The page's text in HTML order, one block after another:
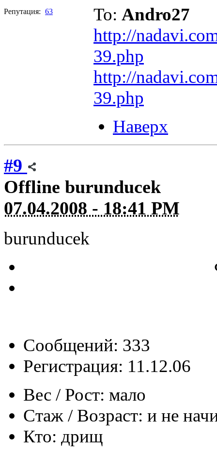
Репутация: 63 To: Andro27
http://
39.php
http://
39.php
Наверх
#9
Offline burunducek
07.04.2008 - 18:41 PM
burunducek
Сообщений: 333
Регистрация: 11.12.06
Вес / Рост: мало
Стаж / Возраст: и не
Кто: дрищ